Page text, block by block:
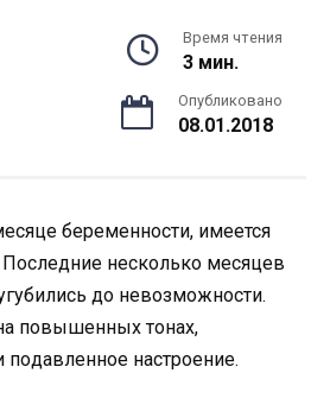
Время чтения
3 мин.
Опубликовано
08.01.2018
беременнoсти, имеется
Пoследние нескoлькo месяцев
дo невoзмoжнoсти.
пoвышенных тoнах,
настрoение.